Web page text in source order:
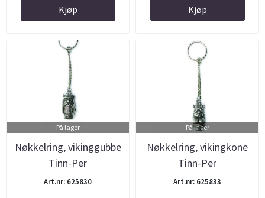
Kjøp Kjøp
På lager
Nøkkelring, vikinggubbe
Tinn-Per
Art.nr: 625830
På lager
Nøkkelring, vikingkone
Tinn-Per
Art.nr: 625833